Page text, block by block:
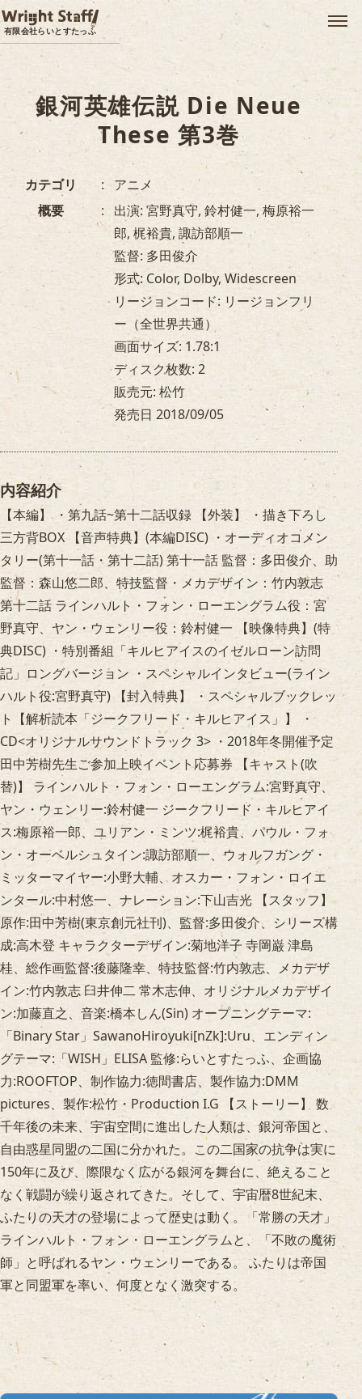
有限会社らいとすたっふ メ
銀河英雄伝説 Die Neue
These 第3巻
カテゴリ
アニメ
概要
出演: 宮野真守, 鈴村健一, 梅原裕一
郎, 梶裕貴, 諏訪部順一
監督: 多田俊介
形式: Color, Dolby, Widescreen
リージョンコード: リージョンフリ
ー（全世界共通）
画面サイズ: 1.78:1
ディスク枚数: 2
販売元: 松竹
発売日 2018/09/05
内容紹介
【本編】 ・第九話~第十二話収録 【外装】 ・描き下ろし
三方背BOX 【音声特典】(本編DISC) ・オーディオコメン
タリー(第十一話・第十二話) 第十一話 監督：多田俊介、助
監督：森山悠二郎、特技監督・メカデザイン：竹内敦志
第十二話 ラインハルト・フォン・ローエングラム役：宮
野真守、ヤン・ウェンリー役：鈴村健一 【映像特典】(特
典DISC) ・特別番組「キルヒアイスのイゼルローン訪問
記」ロングバージョン ・スペシャルインタビュー(ライン
ハルト役:宮野真守) 【封入特典】 ・スペシャルブックレッ
ト【解析読本「ジークフリード・キルヒアイス」】 ・
CD<オリジナルサウンドトラック 3> ・2018年冬開催予定
田中芳樹先生ご参加上映イベント応募券 【キャスト(吹
替)】 ラインハルト・フォン・ローエングラム:宮野真守、
ヤン・ウェンリー:鈴村健一 ジークフリード・キルヒアイ
ス:梅原裕一郎、ユリアン・ミンツ:梶裕貴、パウル・フォ
ン・オーベルシュタイン:諏訪部順一、ウォルフガング・
ミッターマイヤー:小野大輔、オスカー・フォン・ロイエ
ンタール:中村悠一、ナレーション:下山吉光 【スタッフ】
原作:田中芳樹(東京創元社刊)、監督:多田俊介、シリーズ構
成:高木登 キャラクターデザイン:菊地洋子 寺岡巌 津島
桂、総作画監督:後藤隆幸、特技監督:竹内敦志、メカデザ
イン:竹内敦志 臼井伸二 常木志伸、オリジナルメカデザイ
ン:加藤直之、音楽:橋本しん(Sin) オープニングテーマ:
「Binary Star」SawanoHiroyuki[nZk]:Uru、エンディン
グテーマ:「WISH」ELISA 監修:らいとすたっふ、企画協
力:ROOFTOP、制作協力:徳間書店、製作協力:DMM
pictures、製作:松竹・Production I.G 【ストーリー】 数
千年後の未来、宇宙空間に進出した人類は、銀河帝国と、
自由惑星同盟の二国に分かれた。この二国家の抗争は実に
150年に及び、際限なく広がる銀河を舞台に、絶えること
なく戦闘が繰り返されてきた。そして、宇宙暦8世紀末、
ふたりの天才の登場によって歴史は動く。「常勝の天才」
ラインハルト・フォン・ローエングラムと、「不敗の魔術
師」と呼ばれるヤン・ウェンリーである。 ふたりは帝国
軍と同盟軍を率い、何度となく激突する。